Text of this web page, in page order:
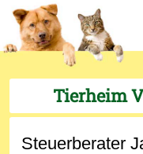
Tierheim
Steuerberater